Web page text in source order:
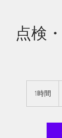
点検
1時間